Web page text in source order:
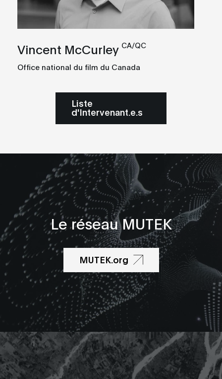
Vincent McCurley CA/QC
Office national du film du Canada
Liste
d'Intervenant.e.s
Le réseau MUTEK
MUTEK.org